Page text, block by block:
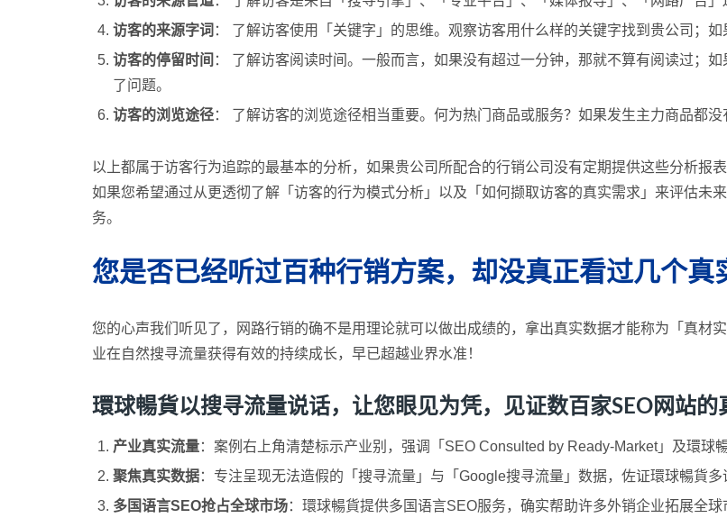
访客的来源字词 ： 了解访客使用「关键字」的思维。观察访客用什么样的关键字找到贵公司；
访客的停留时间 ： 了解访客阅读时间。一般而言，如果没有超过一分钟，那就不算有阅读过；
了问题。
访客的浏览途径： 了解访客的浏览途径相当重要。何为热门商品或服务？如果发生主力商品都
以上都属于访客行为追踪的最基本的分析，如果贵公司所配合的行销公司没有定期提供这些分析报
如果您希望通过从更透彻了解「访客的行为模式分析」以及「如何撷取访客的真实需求」来评估未
务。
您是否已经听过百种行销方案，却没真正看过几个真
您的心声我们听见了，网路行销的确不是用理论就可以做出成绩的，拿出真实数据才能称为「真材
业在自然搜寻流量获得有效的持续成长，早已超越业界水准！
環球暢貨以搜寻流量说话，让您眼见为凭，见证数百家SEO网站的
产业真实流量：案例右上角清楚标示产业别，强调「SEO Consulted by Ready-Market」及環球
聚焦真实数据：专注呈现无法造假的「搜寻流量」与「Google搜寻流量」数据，佐证環球暢貨多
多国语言SEO抢占全球市场：環球暢貨提供多国语言SEO服务，确实帮助许多外销企业拓展全球